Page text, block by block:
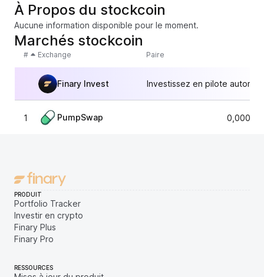
À Propos du stockcoin
Aucune information disponible pour le moment.
Marchés stockcoin
# Exchange Paire
Finary Invest Investissez en pilote
1 PumpSwap
PRODUIT
Portfolio Tracker
Investir en crypto
Finary Plus
Finary Pro
RESSOURCES